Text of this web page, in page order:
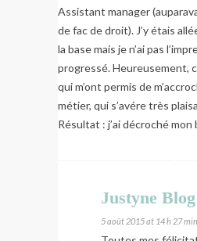
Assistant manager
de fac de droit). J’y étais
la base mais je n’ai pas
progressé. Heureusement,
qui m’ont permis de
métier, qui s’avére très
Résultat : j’ai décroché
Justyne Blog
5 août 2015 at 14 h 27 min